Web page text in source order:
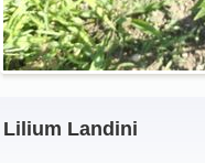
Lilium Landini